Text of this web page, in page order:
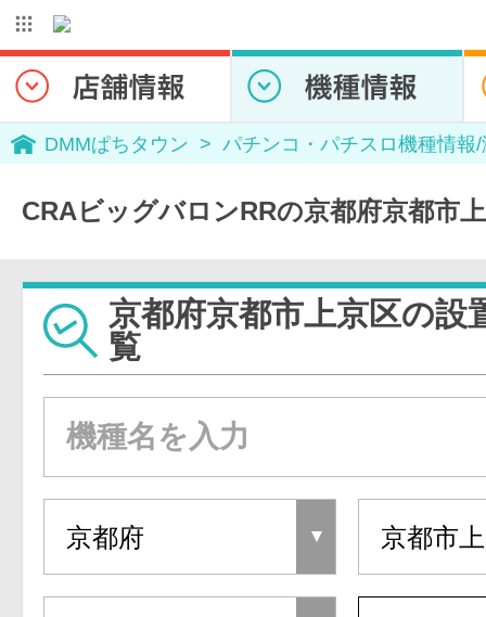
DMMぱちタウン パチンコ・パチスロ機種情報
CRAビッグバロンRRの京都府京都市
京都府京都市上京区の設
覧